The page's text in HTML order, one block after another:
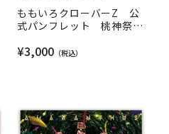
ももいろクローバーZ 公
式パンフレット 桃神祭
¥3,000